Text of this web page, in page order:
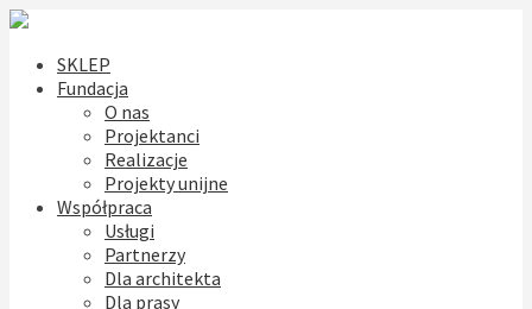
SKLEP
Fundacja
O nas
Projektanci
Realizacje
Projekty unijne
Współpraca
Usługi
Partnerzy
Dla architekta
Dla prasy